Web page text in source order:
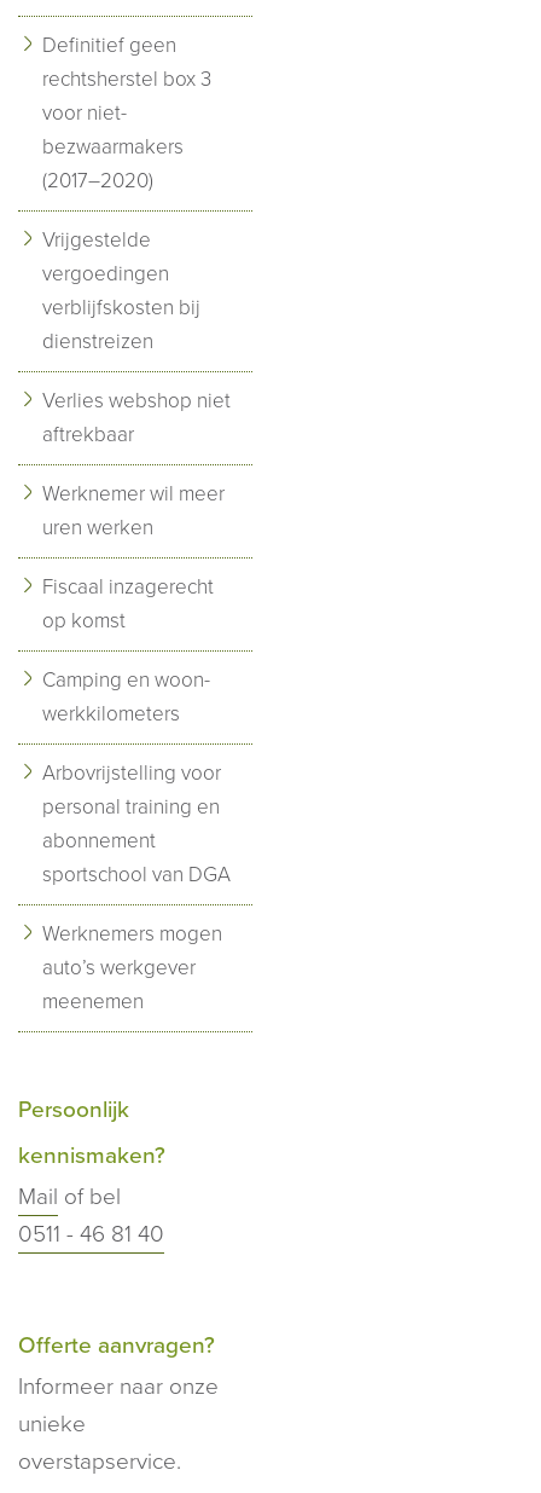
Definitief geen
rechtsherstel box 3
voor niet-
bezwaarmakers
(2017–2020)
Vrijgestelde
vergoedingen
verblijfskosten bij
dienstreizen
Verlies webshop niet
aftrekbaar
Werknemer wil meer
uren werken
Fiscaal inzagerecht
op komst
Camping en woon-
werkkilometers
Arbovrijstelling voor
personal training en
abonnement
sportschool van DGA
Werknemers mogen
auto’s werkgever
meenemen
Persoonlijk
kennismaken?
Mail of bel
0511 - 46 81 40
Offerte aanvragen?
Informeer naar onze
unieke
overstapservice.